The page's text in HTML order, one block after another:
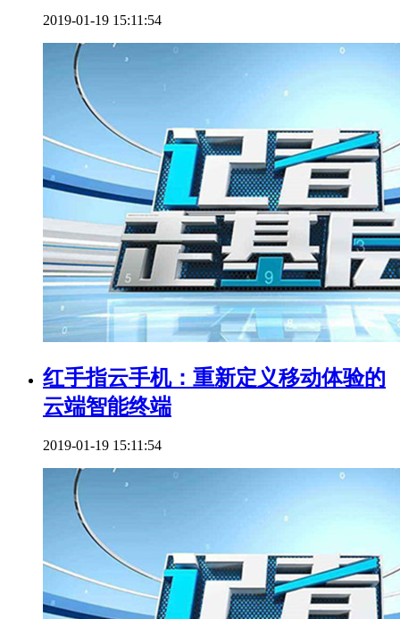
2019-01-19 15:11:54
红手指云手机：重新定义移动体验的
云端智能终端
2019-01-19 15:11:54